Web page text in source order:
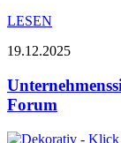
LESEN
19.12.2025
Forum